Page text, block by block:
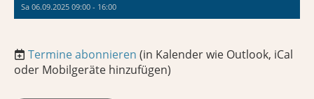
Sa 06.09.2025 09:00 - 16:00
Termine abonnieren (in Kalender wie Outlook, iCal
oder Mobilgeräte hinzufügen)